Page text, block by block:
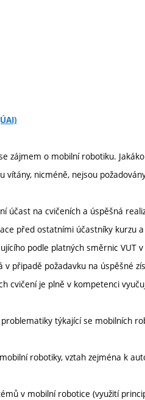
zájmem o mobilní robotiku.
vítány, nicméně, nejsou
účast na cvičeních a úspěšná
před ostatními účastníky kurzu
podle platných směrnic VUT
v připadě požadavku na úspěšné
cvičení je plně v kompetenci
týkající se mobilních
robotiky, vztah zejména k
v mobilní robotice (využití